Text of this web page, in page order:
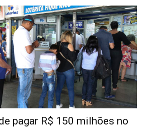
pagar R$ 150 milhões no